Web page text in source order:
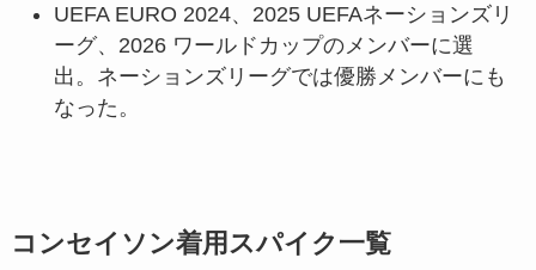
UEFA EURO 2024、2025 UEFAネーションズリ
ーグ、2026 ワールドカップのメンバーに選
出。ネーションズリーグでは優勝メンバーにも
なった。
コンセイソン着用スパイク一覧